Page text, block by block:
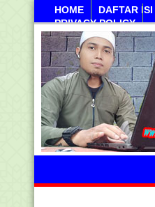
HOME
DAFTAR ISI
PRIVACY POLICY